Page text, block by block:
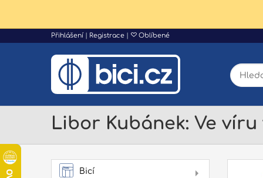
Přihlášení | Registrace | Oblíbené
Libor Kubánek: Ve
Bicí